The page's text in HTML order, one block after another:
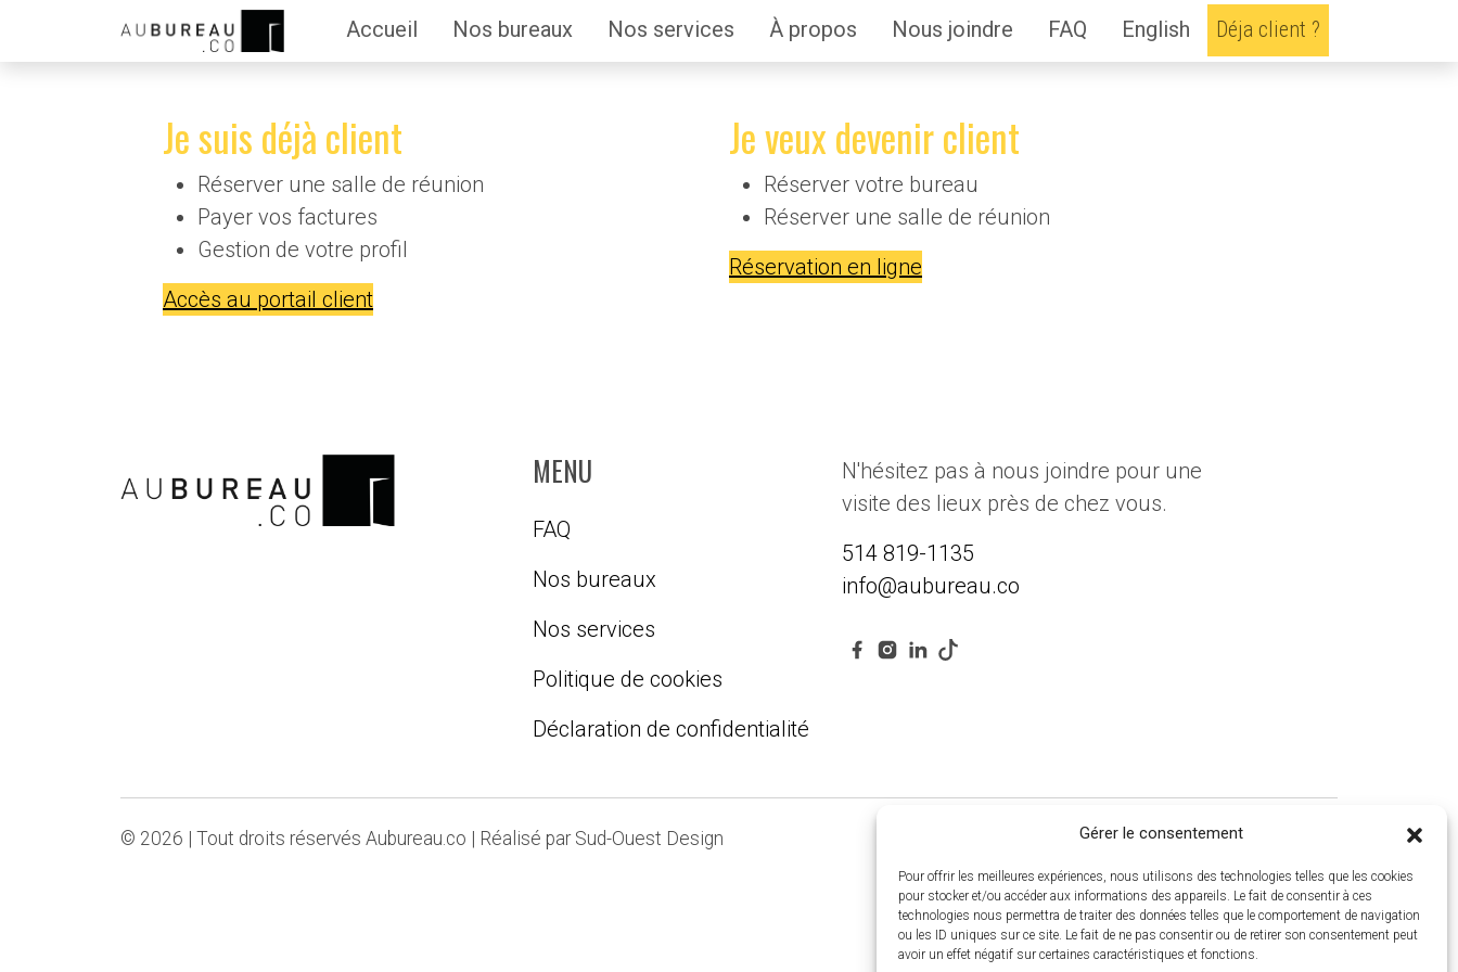
Gérer le consentement
Pour offrir les meilleures expériences, nous utilisons des technologies telles que les cookies
pour stocker et/ou accéder aux informations des appareils. Le fait de consentir à ces
technologies nous permettra de traiter des données telles que le comportement de navigation
ou les ID uniques sur ce site. Le fait de ne pas consentir ou de retirer son consentement peut
avoir un effet négatif sur certaines caractéristiques et fonctions.
Déja client ?
Accueil Nos bureaux Nos services À propos Nous joindre FAQ English
Je suis déjà client
Réserver une salle de réunion
Payer vos factures
Gestion de votre profil
Accès au portail client
Je veux devenir client
Réserver votre bureau
Réserver une salle de réunion
Réservation en ligne
MENU
FAQ
Nos bureaux
Nos services
Politique de cookies
Déclaration de confidentialité
N'hésitez pas à nous joindre pour une
visite des lieux près de chez vous.
514 819-1135
info@aubureau.co
© 2026 | Tout droits réservés Aubureau.co | Réalisé par Sud-Ouest Design